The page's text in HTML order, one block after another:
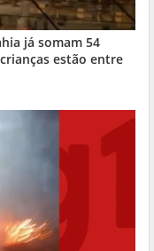
já somam 54
estão entre